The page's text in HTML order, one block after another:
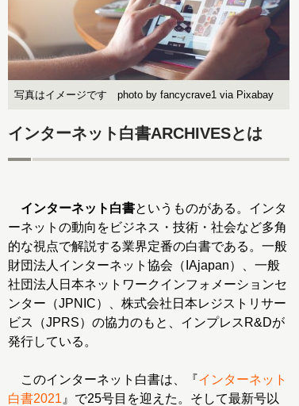
写真はイメージです photo by fancycrave1 via Pixabay
インターネット白書ARCHIVESとは
インターネット白書というものがある。インタ
ーネットの動向をビジネス・技術・社会など多角
的な視点で解説する業界定番の白書である。一般
財団法人インターネット協会（IAjapan）、一般
社団法人日本ネットワークインフォメーションセ
ンター（JPNIC）、株式会社日本レジストリサー
ビス（JPRS）の協力のもと、インプレスR&Dが
発行している。
このインターネット白書は、『インターネット
白書2021 』で25号目を迎えた。そして最新号以